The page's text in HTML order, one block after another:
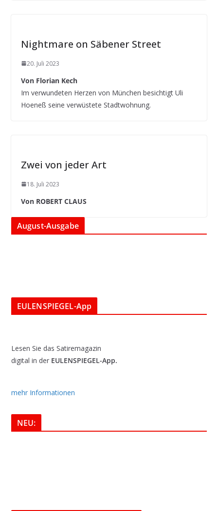
Nightmare on Säbener Street
20. Juli 2023
Von Florian Kech
Im verwundeten Herzen von München besichtigt Uli
Hoeneß seine verwüstete Stadtwohnung.
Zwei von jeder Art
18. Juli 2023
Von ROBERT CLAUS
August-Ausgabe
EULENSPIEGEL-App
Lesen Sie das Satiremagazin
digital in der EULENSPIEGEL-App.
mehr Informationen
NEU: